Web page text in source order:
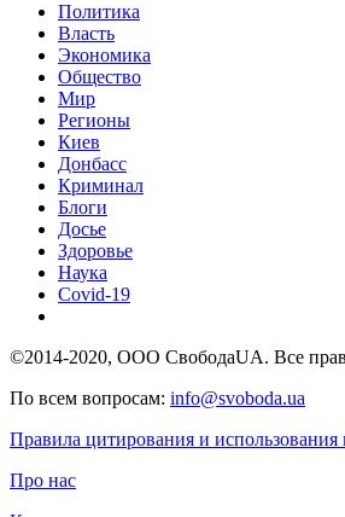
Политика
Власть
Экономика
Общество
Мир
Регионы
Киев
Донбасс
Криминал
Блоги
Досье
Здоровье
Наука
Covid-19
©2014-2020, ООО СвободаUA. Все
По всем вопросам: info@svoboda.ua
Правила цитирования и использования
Про нас